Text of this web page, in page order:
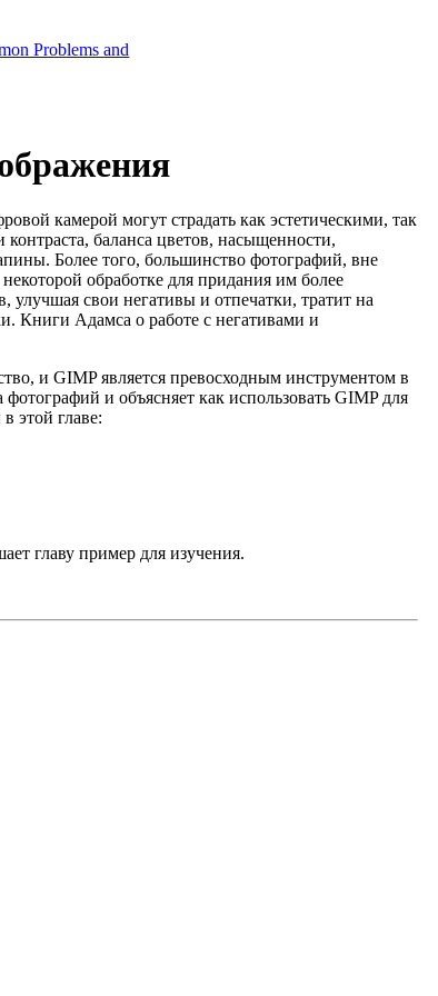
Problems and
камерой могут страдать как эстетическими, так
баланса цветов, насыщенности,
Более того, большинство фотографий, вне
обработке для придания им более
свои негативы и отпечатки, тратит на
Книги Адамса о работе с негативами и
и GIMP является превосходным инструментом в
и объясняет как использовать GIMP для
этой главе:
главу пример для изучения.